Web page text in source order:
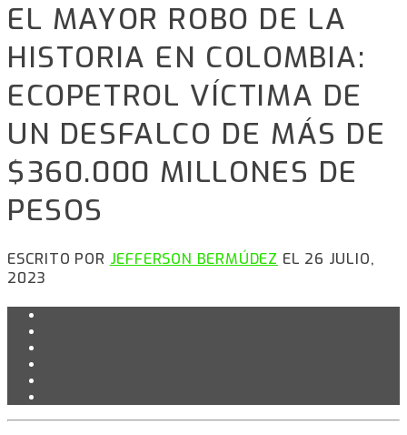
EL MAYOR ROBO DE LA
HISTORIA EN COLOMBIA:
ECOPETROL VÍCTIMA DE
UN DESFALCO DE MÁS DE
$360.000 MILLONES DE
PESOS
ESCRITO POR JEFFERSON BERMÚDEZ EL 26 JULIO,
2023